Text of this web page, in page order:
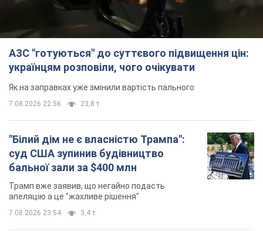
АЗС "готуються" до суттєвого підвищення цін:
українцям розповіли, чого очікувати
Як на заправках уже змінили вартість пального
7.08.2026 22:56 23,8 т.
"Білий дім не є власністю Трампа":
суд США зупинив будівництво
бальної зали за $400 млн
Трамп вже заявив, що негайно подасть
апеляцію а це "жахливе рішення"
7.08.2026 23:54 3,4 т.